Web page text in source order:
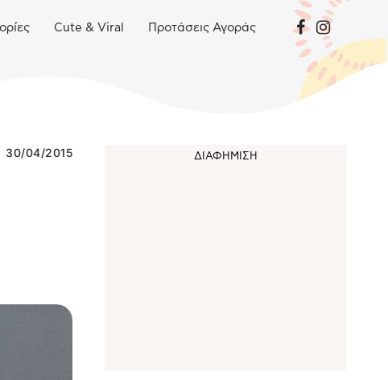
Cute & Viral Προτάσεις Αγοράς
30/04/2015